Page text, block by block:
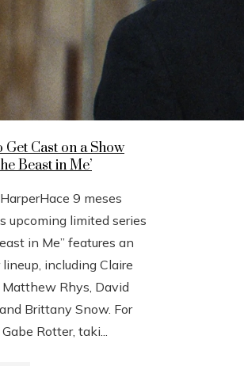
Get Cast on a Show
Beast in Me’
Hace 9 meses
upcoming limited series
in Me” features an
including Claire
Matthew Rhys, David
Brittany Snow. For
Rotter, taki...